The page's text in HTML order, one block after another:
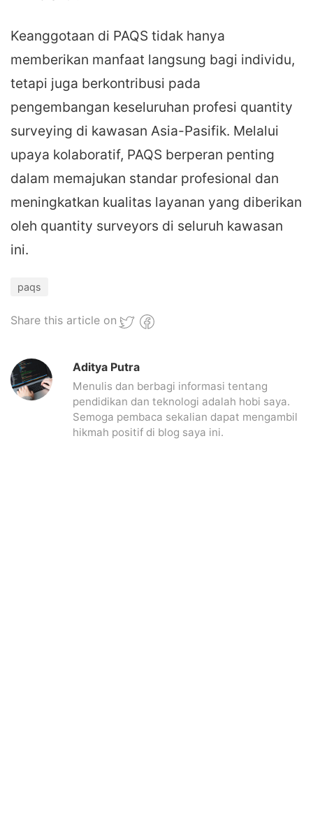
Keanggotaan di PAQS tidak hanya
memberikan manfaat langsung bagi individu,
tetapi juga berkontribusi pada
pengembangan keseluruhan profesi quantity
surveying di kawasan Asia-Pasifik. Melalui
upaya kolaboratif, PAQS berperan penting
dalam memajukan standar profesional dan
meningkatkan kualitas layanan yang diberikan
oleh quantity surveyors di seluruh kawasan
ini.
paqs
Share this article on
Aditya Putra
Menulis dan berbagi informasi tentang
pendidikan dan teknologi adalah hobi saya.
Semoga pembaca sekalian dapat mengambil
hikmah positif di blog saya ini.